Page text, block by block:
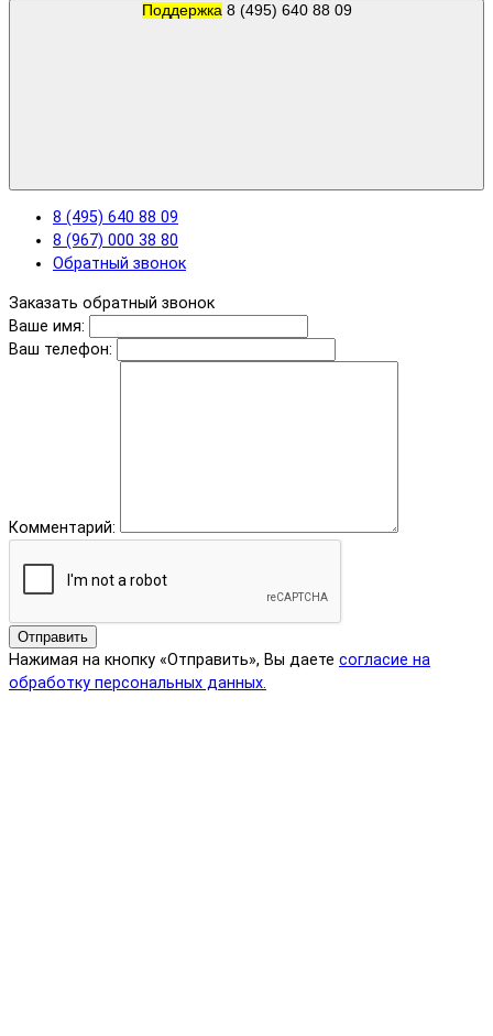
Поддержка 8 (495) 640 88 09
8 (495) 640 88 09
8 (967) 000 38 80
Обратный звонок
Заказать обратный звонок
Ваше имя:
Ваш телефон:
Комментарий:
Отправить
Нажимая на кнопку «Отправить», Вы даете согласие на
обработку персональных данных.